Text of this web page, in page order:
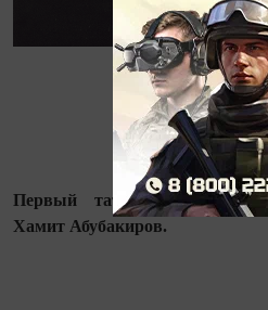
Первый татарский
Хамит Абубакиров.